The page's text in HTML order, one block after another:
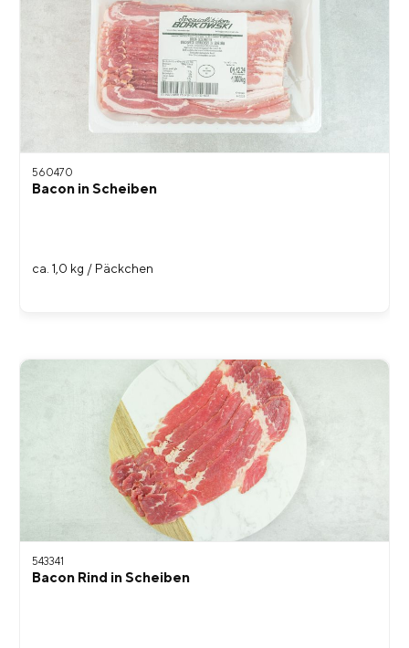
560470
Bacon in Scheiben
ca. 1,0 kg / Päckchen
543341
Bacon Rind in Scheiben